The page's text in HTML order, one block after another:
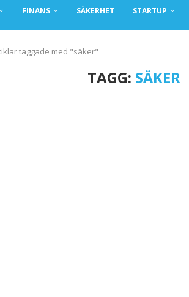
FINANS SÄKERHET STARTUP
taggade med "säker"
TAGG: SÄKER